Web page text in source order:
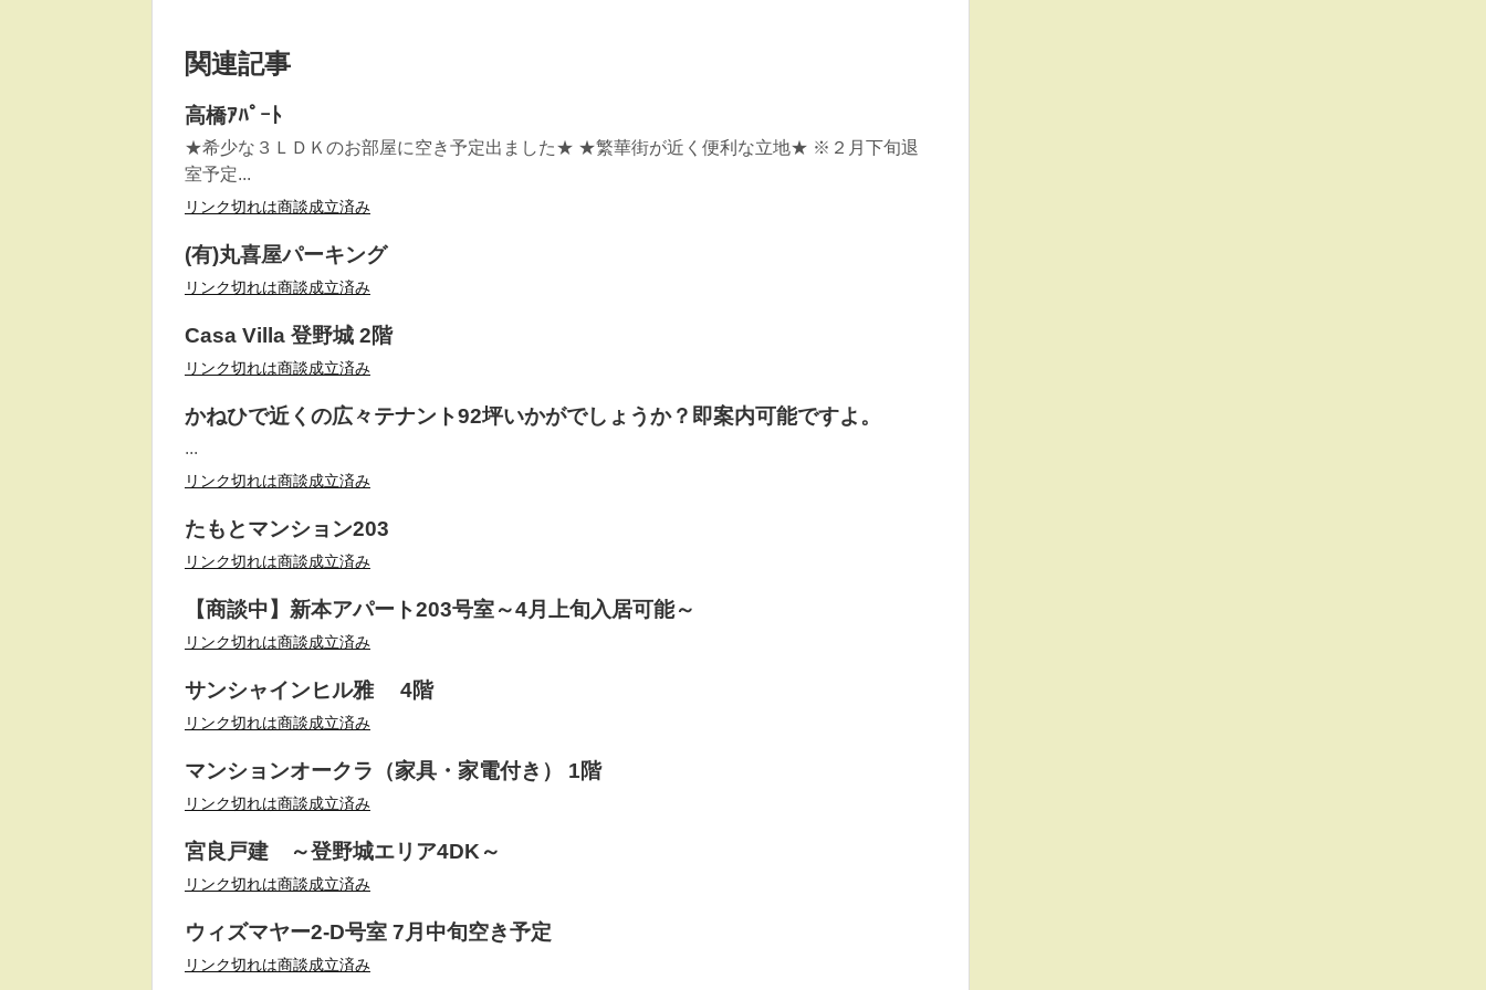
関連記事
高橋ｱﾊﾟｰﾄ
★希少な３ＬＤＫのお部屋に空き予定出ました★ ★繁華街が近く便利な立地★ ※２月下旬退
室予定...
リンク切れは商談成立済み
(有)丸喜屋パーキング
リンク切れは商談成立済み
Casa Villa 登野城 2階
リンク切れは商談成立済み
かねひで近くの広々テナント92坪いかがでしょうか？即案内可能ですよ。
...
リンク切れは商談成立済み
たもとマンション203
リンク切れは商談成立済み
【商談中】新本アパート203号室～4月上旬入居可能～
リンク切れは商談成立済み
サンシャインヒル雅 4階
リンク切れは商談成立済み
マンションオークラ（家具・家電付き） 1階
リンク切れは商談成立済み
宮良戸建 ～登野城エリア4DK～
リンク切れは商談成立済み
ウィズマヤー2-D号室 7月中旬空き予定
リンク切れは商談成立済み